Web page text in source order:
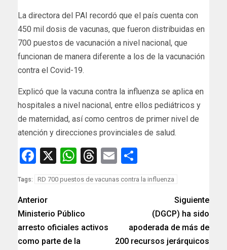
La directora del PAI recordó que el país cuenta con
450 mil dosis de vacunas, que fueron distribuidas en
700 puestos de vacunación a ni­vel nacional, que
funcionan de manera diferente a los de la vacunación
contra el Covid-19.
Explicó que la vacuna con­tra la influenza se aplica en
hospitales a nivel nacional, entre ellos pediátricos y
de maternidad, así como cen­tros de primer nivel de
aten­ción y direcciones provin­ciales de salud.
Facebook
X WhatsApp
Threads
Email
Tags: RD 700 puestos de vacunas contra la influenza
Anterior
Ministerio Público
arresto oficiales activos
como parte de la
Siguiente
(DGCP) ha sido
apoderada de más de
200 recursos jerárquicos